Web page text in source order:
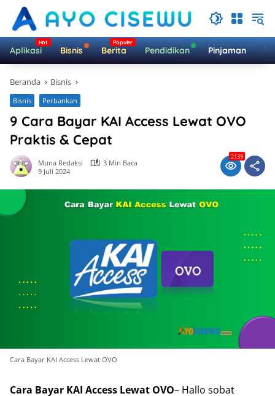
Langsung
konten
Aplikasi Bisnis Berita Pendidikan Pinjaman
Beranda Bisnis
Bisnis Perbankan
9 Cara Bayar KAI Access Lewat OVO
Praktis & Cepat
Muna Redaksi
3 Min Baca
9 Juli 2024
2139
Cara Bayar KAI Access Lewat OVO
Cara Bayar KAI Access Lewat OVO– Hallo sobat